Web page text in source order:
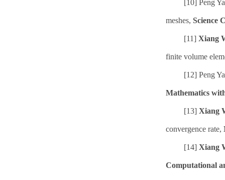
[10] Peng
meshes, Science
[11] Xiang
finite volume
[12] Peng
Mathematics
[13] Xiang
convergence rate,
[14] Xiang
Computational